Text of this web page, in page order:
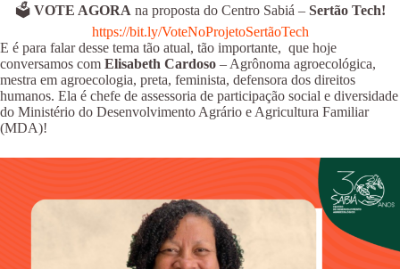
🗳️ ⁠VOTE AGORA na proposta do Centro Sabiá – Sertão Tech!
⁠https://bit.ly/VoteNoProjetoSertãoTech
E é para falar desse tema tão atual, tão importante, que hoje
conversamos com Elisabeth Cardoso – Agrônoma agroecológica,
mestra em agroecologia, preta, feminista, defensora dos direitos
humanos. Ela é chefe de assessoria de participação social e diversidade
do Ministério do Desenvolvimento Agrário e Agricultura Familiar
(MDA)!